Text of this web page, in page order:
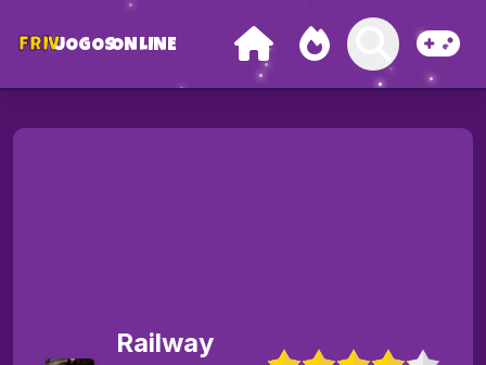
FRIVJOGOSONLINE
Railway